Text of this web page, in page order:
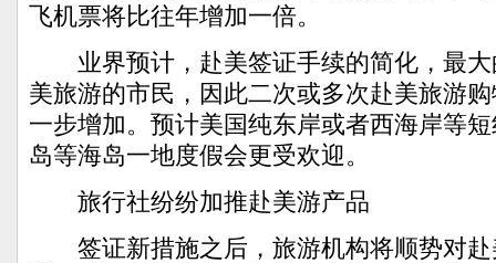
飞机票将比往年增加一倍。
业界预计，赴美签证手续的简化，最大
美旅游的市民，因此二次或多次赴美旅游
一步增加。预计美国纯东岸或者西海岸等
岛等海岛一地度假会更受欢迎。
旅行社纷纷加推赴美游产品
签证新措施之后，旅游机构将顺势对赴